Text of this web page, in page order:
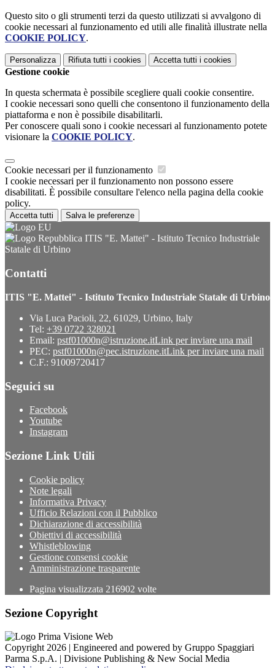
Questo sito o gli strumenti terzi da questo utilizzati si avvalgono di
cookie necessari al funzionamento ed utili alle finalità illustrate nella
COOKIE POLICY.
Personalizza Rifiuta tutti i cookies Accetta tutti i cookies
Gestione cookie
In questa schermata è possibile scegliere quali cookie consentire.
I cookie necessari sono quelli che consentono il funzionamento della
piattaforma e non è possibile disabilitarli.
Per conoscere quali sono i cookie necessari al funzionamento potete
visionare la COOKIE POLICY.
Cookie necessari per il funzionamento
I cookie necessari per il funzionamento non possono essere
disabilitati. È possibile consultare l'elenco nella pagina della cookie
policy.
Accetta tutti Salva le preferenze
ITIS "E. Mattei" - Istituto Tecnico Industriale
Statale di Urbino
Contatti
ITIS "E. Mattei" - Istituto Tecnico Industriale Statale di Urbino
Via Luca Pacioli, 22, 61029, Urbino, Italy
Tel: +39 0722 328021
Email: pstf01000n@istruzione.itLink per inviare una mail
PEC: pstf01000n@pec.istruzione.itLink per inviare una mail
C.F.: 91009720417
Seguici su
Facebook
Youtube
Instagram
Sezione Link Utili
Cookie policy
Note legali
Informativa Privacy
Ufficio Relazioni con il Pubblico
Dichiarazione di accessibilità
Obiettivi di accessibilità
Whistleblowing
Gestione consensi cookie
Amministrazione trasparente
Pagina visualizzata 216902 volte
Sezione Copyright
Copyright 2026 | Engineered and powered by Gruppo Spaggiari
Parma S.p.A. | Divisione Publishing & New Social Media